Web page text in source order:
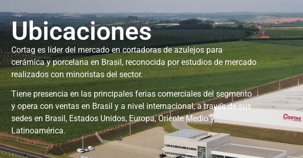
Ubicaciones
Cortag es líder del mercado en cortadoras de azulejos para
cerámica y porcelana en Brasil, reconocida por estudios de mercado
realizados con minoristas del sector.
Tiene presencia en las principales ferias comerciales del segmento
y opera con ventas en Brasil y a nivel internacional, a través de sus
sedes en Brasil, Estados Unidos, Europa, Oriente Medio y
Latinoamérica.